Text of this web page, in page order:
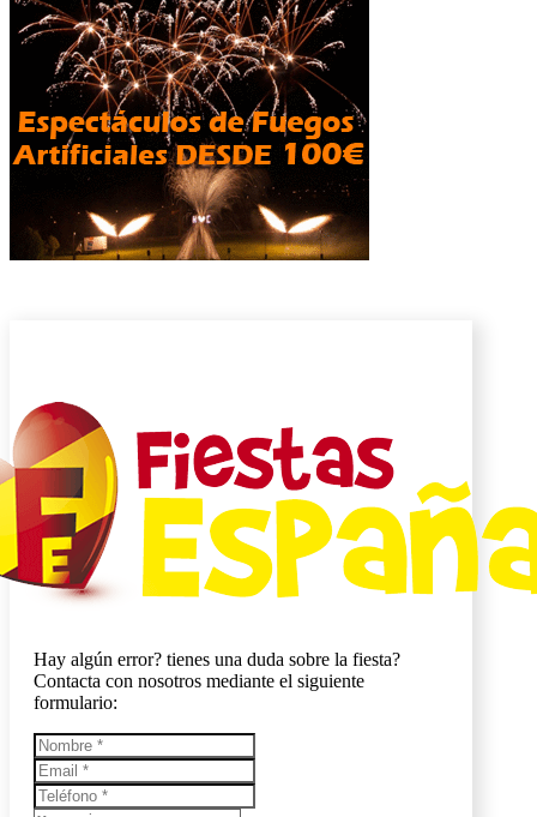
Hay algún error? tienes una duda sobre la fiesta?
Contacta con nosotros mediante el siguiente
formulario: